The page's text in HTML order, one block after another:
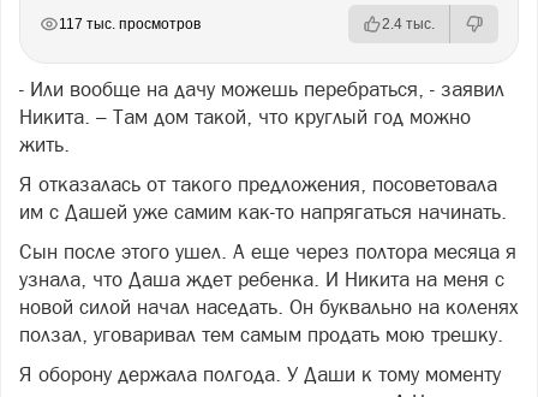
117 тыс. просмотров 2.4 тыс.
- Или вообще на дачу можешь перебраться, - заявил
Никита. – Там дом такой, что круглый год можно
жить.
Я отказалась от такого предложения, посоветовала
им с Дашей уже самим как-то напрягаться начинать.
Сын после этого ушел. А еще через полтора месяца я
узнала, что Даша ждет ребенка. И Никита на меня с
новой силой начал наседать. Он буквально на коленях
ползал, уговаривал тем самым продать мою трешку.
Я оборону держала полгода. У Даши к тому моменту